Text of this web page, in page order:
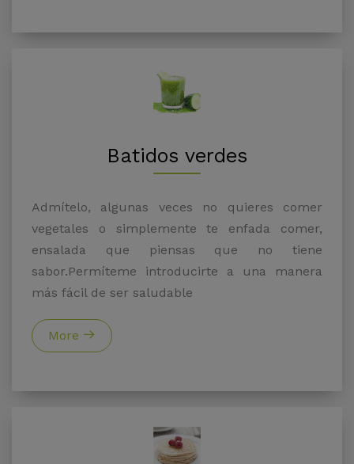
Batidos verdes
Admítelo, algunas veces no quieres comer
vegetales o simplemente te enfada comer,
ensalada que piensas que no tiene
sabor.Permíteme introducirte a una manera
más fácil de ser saludable
More